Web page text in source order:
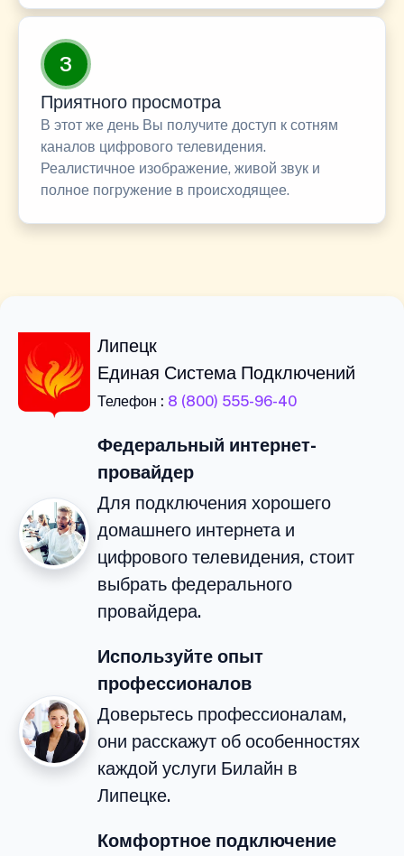
3
Приятного просмотра
В этот же день Вы получите доступ к сотням
каналов цифрового телевидения.
Реалистичное изображение, живой звук и
полное погружение в происходящее.
Липецк
Единая Система Подключений
Телефон : 8 (800) 555-96-40
Федеральный интернет-
провайдер
Для подключения хорошего
домашнего интернета и
цифрового телевидения, стоит
выбрать федерального
провайдера.
Используйте опыт
профессионалов
Доверьтесь профессионалам,
они расскажут об особенностях
каждой услуги Билайн в
Липецке.
Комфортное подключение